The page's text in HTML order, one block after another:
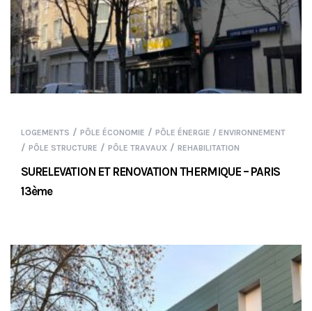
LOGEMENTS / PÔLE ÉCONOMIE / PÔLE ÉNERGIE / ENVIRONNEMENT
/ PÔLE STRUCTURE / PÔLE TRAVAUX / REHABILITATION
SURELEVATION ET RENOVATION THERMIQUE – PARIS
13ème